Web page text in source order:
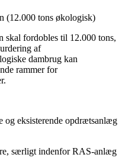
(12.000 tons økologisk)
skal fordobles til 12.000 tons,
af
dambrug kan
rammer for
og eksisterende opdrætsanlæg
særligt indenfor RAS-anlæg